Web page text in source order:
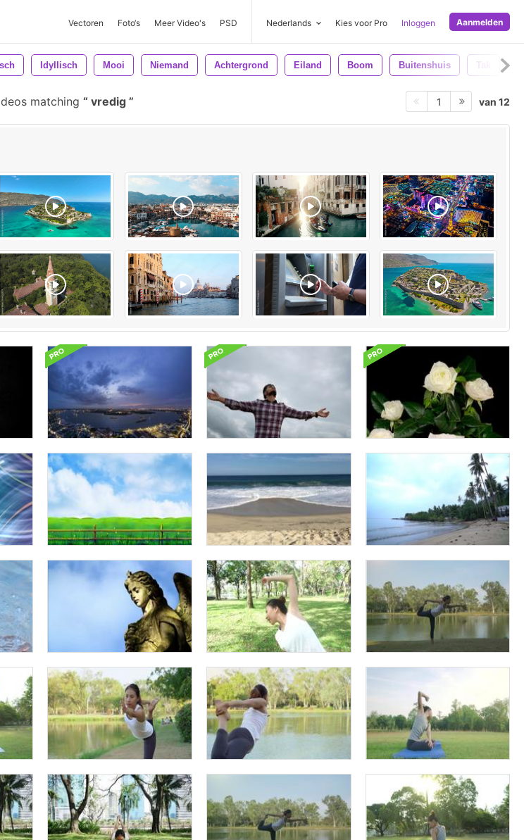
Vectoren Foto‘s Meer Video's PSD Nederlands Kies voor Pro Inloggen Aanmelden
Idyllisch Mooi Niemand Achtergrond Eiland Boom Buitenshuis Tak
matching vredig 1 van 12